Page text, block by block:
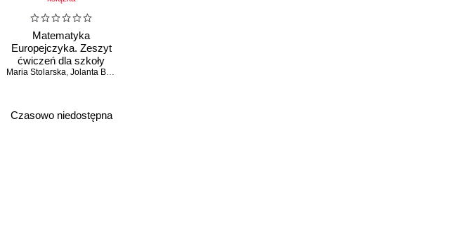
Matematyka
Europejczyka. Zeszyt
ćwiczeń dla szkoły
podstawowej. Klasa 4.
Maria Stolarska, Jolanta Borzyszkowska
Czasowo niedostępna